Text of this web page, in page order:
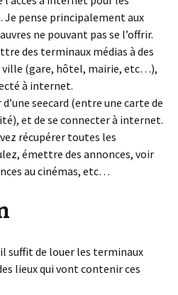
Je pense principalement aux
ne pouvant pas se l’offrir.
des terminaux médias à des
ville (gare, hôtel, mairie, etc…),
à internet.
seecard (entre une carte de
et de se connecter à internet.
récupérer toutes les
émettre des annonces, voir
au cinémas, etc…
suffit de louer les terminaux
lieux qui vont contenir ces